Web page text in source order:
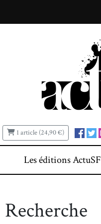
1 article (24,90 €)
Les éditions ActuSF
Recherche